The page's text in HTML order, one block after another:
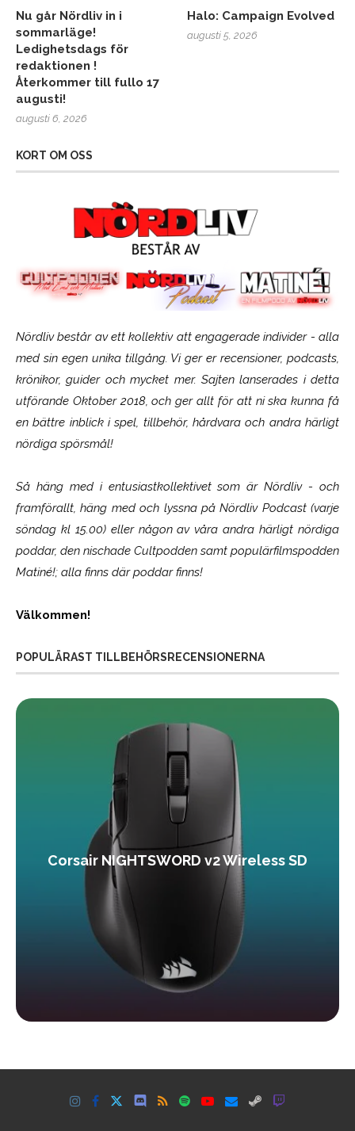
Nu går Nördliv in i
sommarläge!
Ledighetsdags för
redaktionen !
Återkommer till fullo 17
augusti!
augusti 6, 2026
Halo: Campaign Evolved
augusti 5, 2026
KORT OM OSS
Nördliv består av ett kollektiv att engagerade individer - alla
med sin egen unika tillgång. Vi ger er recensioner, podcasts,
krönikor, guider och mycket mer. Sajten lanserades i detta
utförande Oktober 2018, och ger allt för att ni ska kunna få
en bättre inblick i spel, tillbehör, hårdvara och andra härligt
nördiga spörsmål!
Så häng med i entusiastkollektivet som ärNördliv- och
framförallt, häng med och lyssna på Nördliv Podcast (varje
söndag kl 15.00) eller någon av våra andra härligt nördiga
poddar, den nischade Cultpodden samt populärfilmspodden
Matiné!; alla finns där poddar finns!
Välkommen!
POPULÄRAST TILLBEHÖRSRECENSIONERNA
Corsair NIGHTSWORD v2 Wireless SD